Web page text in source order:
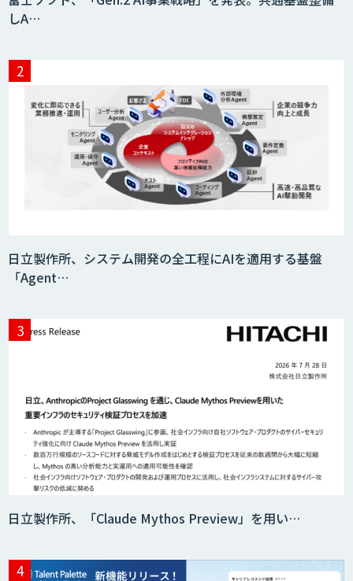
需要予測＋業務最適化AIシステム
『KISS』
AI活用e-Learningサービス
CAIWA Service Viii（カイワサービスヴィ
ー）
しA…
日立製作所、システム開発の全工程にAIを適用する基盤
「Agent…
日立製作所、「Claude Mythos Preview」を用い…